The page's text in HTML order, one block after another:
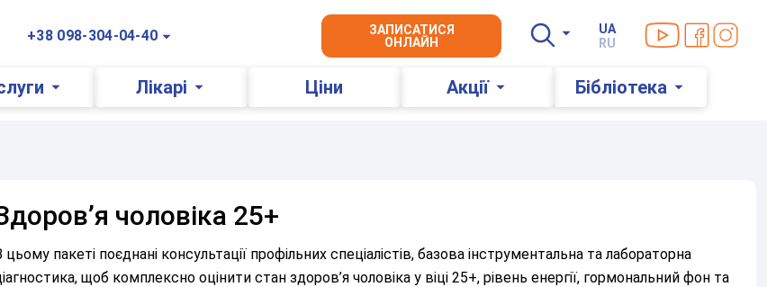
+38 098-304-04-40
ЗАПИСАТИСЯ
ОНЛАЙН
UA
RU
Ми в YouTube
Ми вМи в
Лікарі Ціни Акції Бібліотека
чоловіка 25+
цьому пакеті поєднані консультації профільних спеціалістів, базова інструментальна та лабораторна
щоб комплексно оцінити стан здоров’я чоловіка у віці 25+, рівень енергії, гормональний фон та